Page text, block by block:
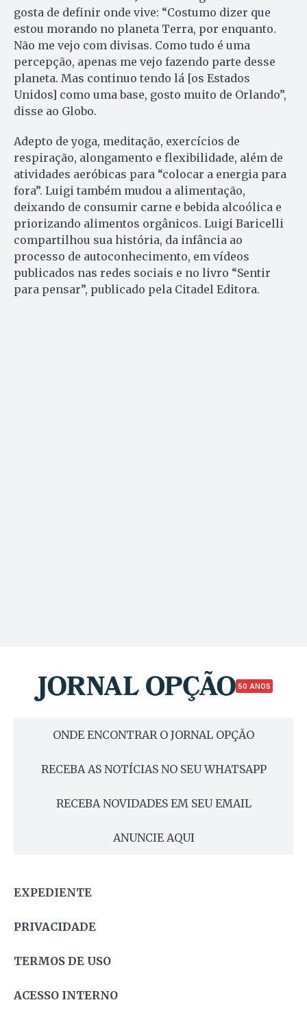
gosta de definir onde vive: “Costumo dizer que
estou morando no planeta Terra, por enquanto.
Não me vejo com divisas. Como tudo é uma
percepção, apenas me vejo fazendo parte desse
planeta. Mas continuo tendo lá [os Estados
Unidos] como uma base, gosto muito de Orlando”,
disse ao Globo.
Adepto de yoga, meditação, exercícios de
respiração, alongamento e flexibilidade, além de
atividades aeróbicas para “colocar a energia para
fora”. Luigi também mudou a alimentação,
deixando de consumir carne e bebida alcoólica e
priorizando alimentos orgânicos. Luigi Baricelli
compartilhou sua história, da infância ao
processo de autoconhecimento, em vídeos
publicados nas redes sociais e no livro “Sentir
para pensar”, publicado pela Citadel Editora.
50 ANOS
ONDE ENCONTRAR O JORNAL OPÇÃO
RECEBA AS NOTÍCIAS NO SEU WHATSAPP
RECEBA NOVIDADES EM SEU EMAIL
ANUNCIE AQUI
EXPEDIENTE
PRIVACIDADE
TERMOS DE USO
ACESSO INTERNO